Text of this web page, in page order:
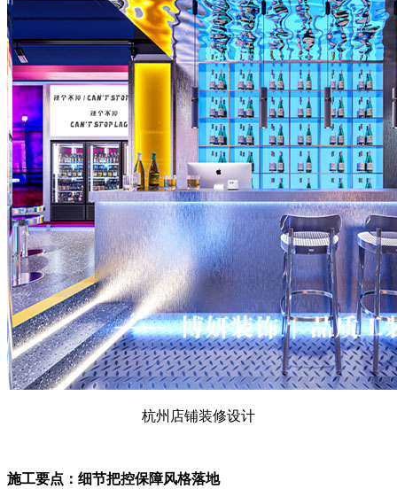
杭州店铺装修设计
施工要点：细节把控保障风格落地